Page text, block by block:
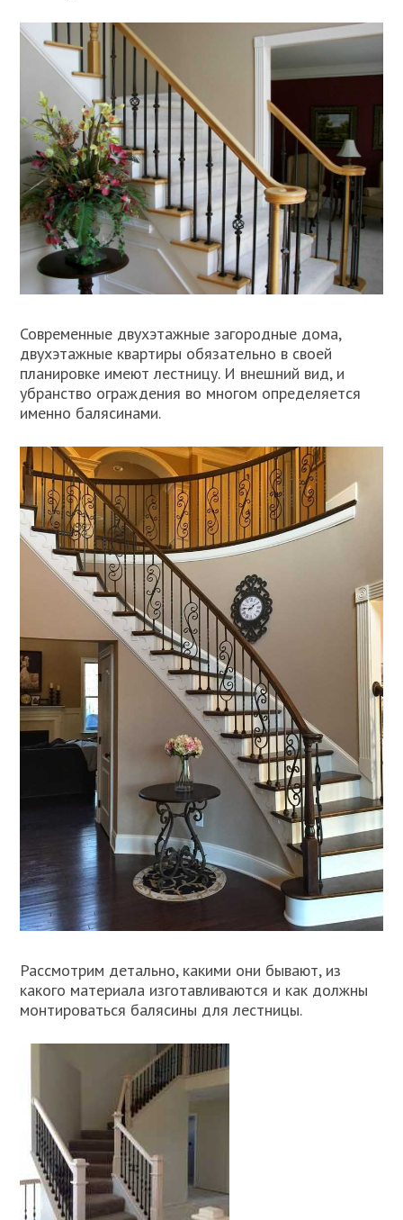
Современные двухэтажные загородные дома,
двухэтажные квартиры обязательно в своей
планировке имеют лестницу. И внешний вид, и
убранство ограждения во многом определяется
именно балясинами.
Рассмотрим детально, какими они бывают, из
какого материала изготавливаются и как должны
монтироваться балясины для лестницы.